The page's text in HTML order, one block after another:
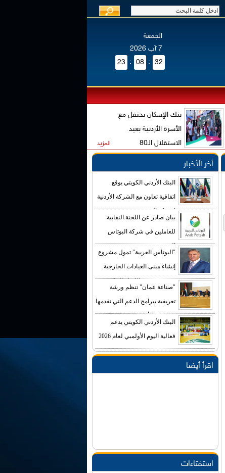
الجمعة
7 آب 2026
23 : 08 : 32
بنك الإسكان يحتفل مع
الأسرة الأردنية بعيد
الاستقلال الـ80
المزيد
أخر الأخبار
البنك الأردني الكويتي يوقع
اتفاقية تعاون مع الشركة الأردنية
لضمان القروض
بيان صادر عن اللجنة النقابية
للعاملين في شركة البوتاس
العربية
"البوتاس العربية" تمول مشروع
إنشاء مبنى العيادات الخارجية
في مستشفى الكرك الحكومي
بكلفة تصل إلى (4) ملايين دينار
"صناعة عمان" تنظم ورشة
تعريفية ببرامج الدعم التي تقدمها
صناديق "الأعلى للتكنولوجيا"
البنك الأردني الكويتي يدعم
فعالية اليوم الأولمبي لعام 2026
اقرأ أيضا
استفتاءات